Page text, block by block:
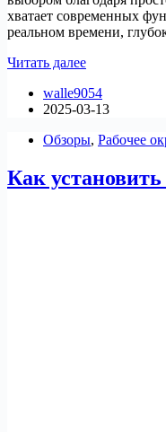
хватает современных
реальном времени,
Читать далее5
VnStat
PHP
мониторинга
walle9054
2025-03-13
Обзоры, Рабочее
Как